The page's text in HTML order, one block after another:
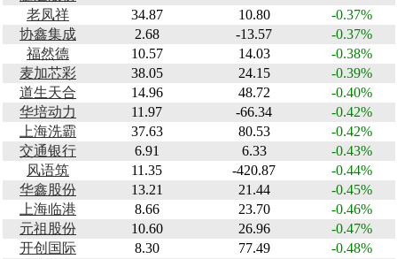
老凤祥
34.87 10.80
-0.37%
协鑫集成
2.68 -13.57
-0.37%
福然德
10.57 14.03
-0.38%
麦加芯彩
38.05 24.15
-0.39%
道生天合
14.96 48.72
-0.40%
华培动力
11.97 -66.34
-0.42%
上海洗霸
37.63 80.53
-0.42%
交通银行
6.91 6.33
-0.43%
风语筑
11.35 -420.87
-0.44%
华鑫股份
13.21 21.44
-0.45%
上海临港
8.66 23.70
-0.46%
元祖股份
10.60 26.96
-0.47%
开创国际
8.30 77.49
-0.48%